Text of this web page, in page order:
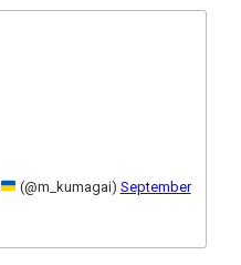
(@m_kumagai) September